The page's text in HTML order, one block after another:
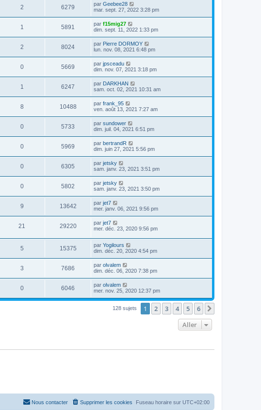
2 6279 par Geebee28
mar. sept. 27, 2022 3:28 pm
1 5891 par f15mig27
dim. sept. 11, 2022 1:33 pm
2 8024 par Pierre DORMOY
lun. nov. 08, 2021 6:48 pm
0 5669 par jpsceadu
dim. nov. 07, 2021 3:18 pm
1 6247 par DARKHAN
sam. oct. 02, 2021 10:31 am
8 10488 par frank_95
ven. août 13, 2021 7:27 am
0 5733 par sundower
dim. juil. 04, 2021 6:51 pm
0 5969 par bertrandR
dim. juin 27, 2021 5:56 pm
0 6305 par jetsky
sam. janv. 23, 2021 3:51 pm
0 5802 par jetsky
sam. janv. 23, 2021 3:50 pm
9 13642 par jet7
mer. janv. 06, 2021 9:56 pm
21 29220 par jet7
mer. déc. 23, 2020 9:56 pm
5 15375 par Yogilours
dim. déc. 20, 2020 4:54 pm
3 7686 par olvalem
dim. déc. 06, 2020 7:38 pm
0 6046 par olvalem
mer. nov. 25, 2020 12:37 pm
128 sujets 1 2 3 4 5 6
Aller
Fuseau horaire sur UTC+02:00
Supprimer les cookies
Nous contacter